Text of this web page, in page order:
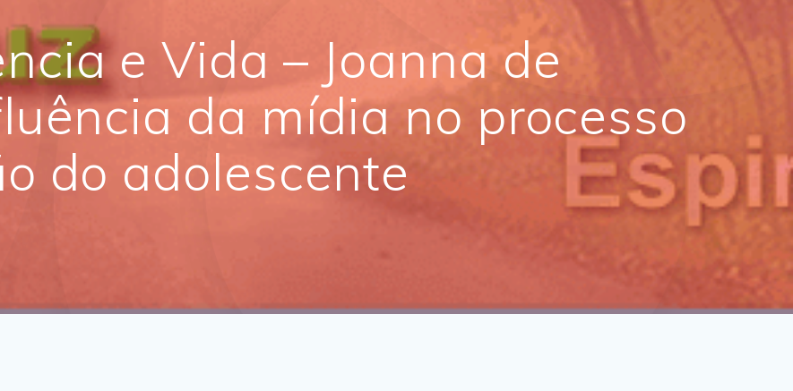
e Vida – Joanna de
da mídia no processo
do adolescente